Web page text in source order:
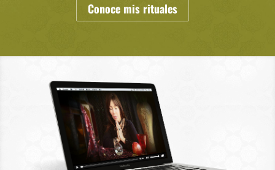
Conoce mis rituales